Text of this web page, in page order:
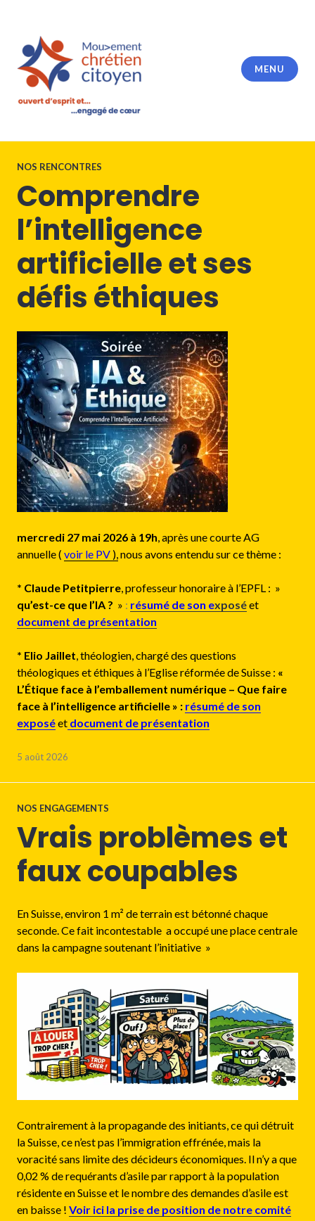
contenu
principal
MENU
NOS RENCONTRES
Comprendre
l’intelligence
artificielle et ses
défis éthiques
mercredi 27 mai 2026 à 19h, après une courte AG
annuelle ( voir le PV ),nous avons entendu sur ce thème :
* Claude Petitpierre, professeur honoraire à l’EPFL : »
qu’est-ce que l’IA ? » : résumé de son exposéet
document de présentation
* Elio Jaillet, théologien, chargé des questions
théologiques et éthiques à l’Eglise réformée de Suisse : «
L’Étique face à l’emballement numérique – Que faire
face à l’intelligence artificielle » : résumé de son
exposéet document de présentation
5 août 2026
NOS ENGAGEMENTS
Vrais problèmes et
faux coupables
En Suisse, environ 1 m² de terrain est bétonné chaque
seconde. Ce fait incontestable a occupé une place centrale
dans la campagne soutenant l’initiative »
Contrairement à la propagande des initiants, ce qui détruit
la Suisse, ce n’est pas l’immigration effrénée, mais la
voracité sans limite des décideurs économiques. Il n’y a que
0,02 % de requérants d’asile par rapport à la population
résidente en Suisse et le nombre des demandes d’asile est
en baisse ! Voir ici la prise de position de notre comité